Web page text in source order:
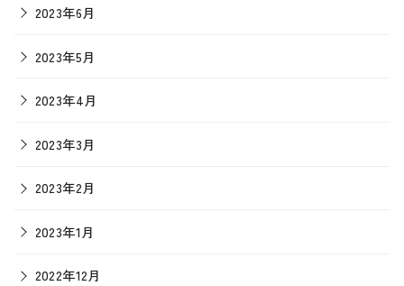
2023年6月
2023年5月
2023年4月
2023年3月
2023年2月
2023年1月
2022年12月